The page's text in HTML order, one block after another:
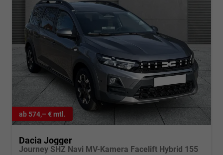
ab 574,– € mtl.
Dacia Jogger
Journey SHZ Navi MV-Kamera Facelift Hybrid 155